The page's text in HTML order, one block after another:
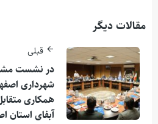
مقالات دیگر
قبلی
در نشست
شهرداری
همکاری
آبفای استان